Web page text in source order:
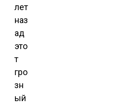
лет
наз
ад
это
т
гро
зн
ый